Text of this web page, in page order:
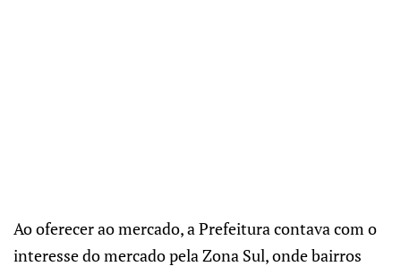
Ao oferecer ao mercado, a Prefeitura contava com o
interesse do mercado pela Zona Sul, onde bairros